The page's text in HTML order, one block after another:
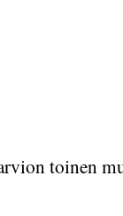
toinen